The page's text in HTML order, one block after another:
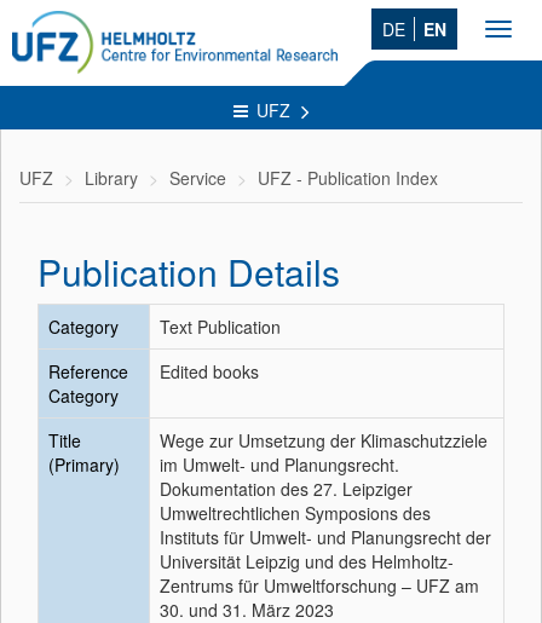
DE EN
UFZ
UFZ Library Service UFZ - Publication Index
Publication Details
Category
Text Publication
Reference
Category
Edited books
Title
(Primary)
Wege zur Umsetzung der Klimaschutzziele
im Umwelt- und Planungsrecht.
Dokumentation des 27. Leipziger
Umweltrechtlichen Symposions des
Instituts für Umwelt- und Planungsrecht der
Universität Leipzig und des Helmholtz-
Zentrums für Umweltforschung – UFZ am
30. und 31. März 2023